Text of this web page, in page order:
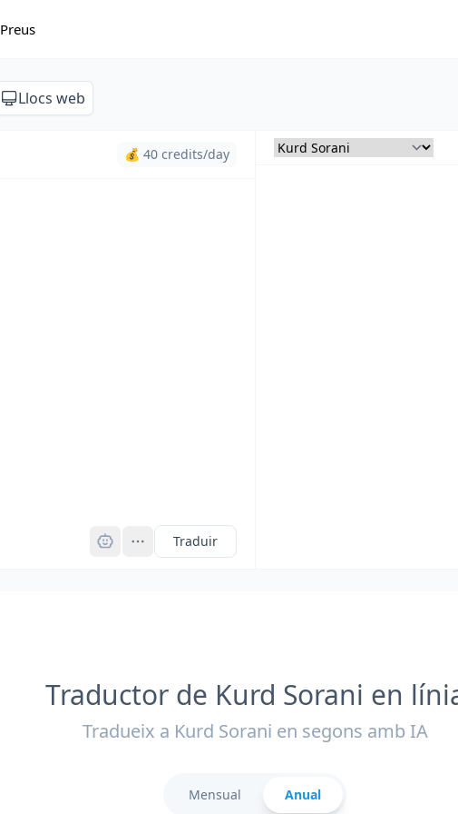
Preus
Llocs web
💰 40 credits/day
Traduir
Traductor de Kurd Sorani en
Tradueix a Kurd Sorani en segons amb IA
Mensual Anual